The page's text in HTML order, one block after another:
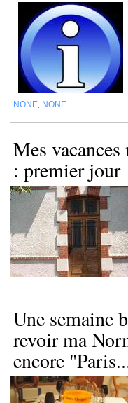
NONE NONE
Mes
: premier jour
Une semaine
revoir ma
encore